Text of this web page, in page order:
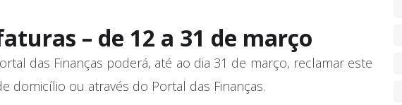
– de 12 a 31 de março
das Finanças poderá, até ao dia 31 de março, reclamar este
domicílio ou através do Portal das Finanças.